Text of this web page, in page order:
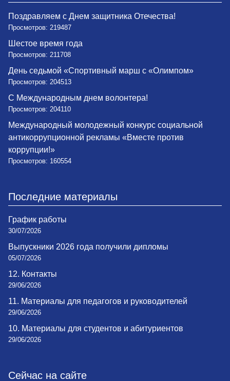
Поздравляем с Днем защитника Отечества!
Просмотров: 219487
Шестое время года
Просмотров: 211708
День седьмой «Спортивный марш с «Олимпом»
Просмотров: 204513
С Международным днем волонтера!
Просмотров: 204110
Международный молодежный конкурс социальной
антикоррупционной рекламы «Вместе против
коррупции!»
Просмотров: 160554
Последние материалы
График работы
30/07/2026
Выпускники 2026 года получили дипломы
05/07/2026
12. Контакты
29/06/2026
11. Материалы для педагогов и руководителей
29/06/2026
10. Материалы для студентов и абитуриентов
29/06/2026
Сейчас на сайте